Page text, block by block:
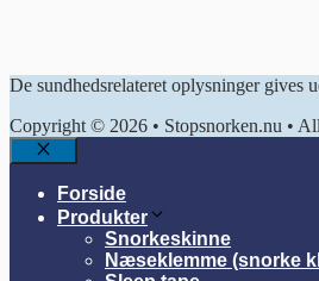
De sundhedsrelateret oplysninger gives
Copyright © 2026 • Stopsnorken.nu •
Forside
Produkter
Snorkeskinne
Næseklemme (snorke